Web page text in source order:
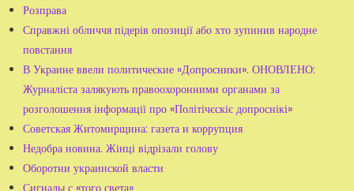
Розправа
Справжні обличчя підерів опозиції або хто зупинив народне
повстання
В Украине ввели политические «Допросники». ОНОВЛЕНО:
Журналіста залякують правоохоронними органами за
розголошення інформації про «Політічєскіє допроснікі»
Советская Житомирщина: газета и коррупция
Недобра новина. Жінці відрізали голову
Оборотни украинской власти